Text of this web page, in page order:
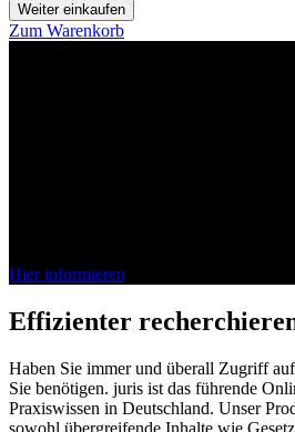
Weiter einkaufen
Zum Warenkorb
Hier informieren
Effizienter
Haben Sie immer und überall Zugriff
Sie benötigen. juris ist das führende
Praxiswissen in Deutschland. Unser
sowohl übergreifende Inhalte wie